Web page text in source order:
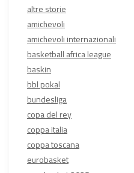
altre storie
amichevoli
amichevoli internazionali
basketball africa league
baskin
bbl pokal
bundesliga
copa del rey
coppa italia
coppa toscana
eurobasket